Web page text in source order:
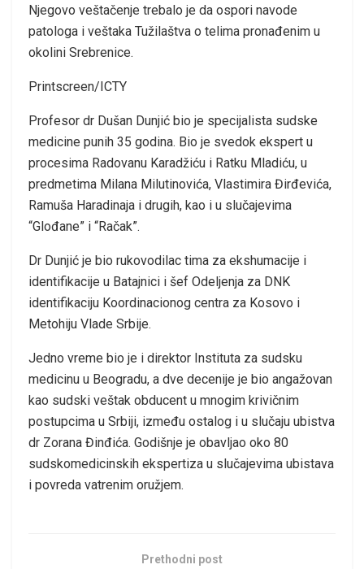
Njegovo veštačenje trebalo je da ospori navode
patologa i veštaka Tužilaštva o telima pronađenim u
okolini Srebrenice.
Printscreen/ICTY
Profesor dr Dušan Dunjić bio je specijalista sudske
medicine punih 35 godina. Bio je svedok ekspert u
procesima Radovanu Karadžiću i Ratku Mladiću, u
predmetima Milana Milutinovića, Vlastimira Đirđevića,
Ramuša Haradinaja i drugih, kao i u slučajevima
“Glođane” i “Račak”.
Dr Dunjić je bio rukovodilac tima za ekshumacije i
identifikacije u Batajnici i šef Odeljenja za DNK
identifikaciju Koordinacionog centra za Kosovo i
Metohiju Vlade Srbije.
Jedno vreme bio je i direktor Instituta za sudsku
medicinu u Beogradu, a dve decenije je bio angažovan
kao sudski veštak obducent u mnogim krivičnim
postupcima u Srbiji, između ostalog i u slučaju ubistva
dr Zorana Đinđića. Godišnje je obavljao oko 80
sudskomedicinskih ekspertiza u slučajevima ubistava
i povreda vatrenim oružjem.
Prethodni post